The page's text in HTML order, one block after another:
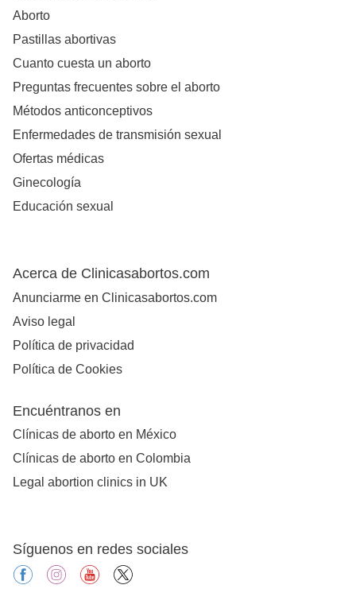
Aborto
Pastillas abortivas
Cuanto cuesta un aborto
Preguntas frecuentes sobre el aborto
Métodos anticonceptivos
Enfermedades de transmisión sexual
Ofertas médicas
Ginecología
Educación sexual
Acerca de Clinicasabortos.com
Anunciarme en Clinicasabortos.com
Aviso legal
Política de privacidad
Política de Cookies
Encuéntranos en
Clínicas de aborto en México
Clínicas de aborto en Colombia
Legal abortion clinics in UK
Síguenos en redes sociales
facebookinstagramyoutube